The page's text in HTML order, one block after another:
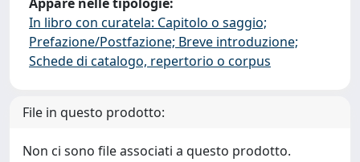
In libro con curatela: Capitolo o saggio;
Prefazione/Postfazione; Breve introduzione;
Schede di catalogo, repertorio o corpus
File in questo prodotto:
Non ci sono file associati a questo prodotto.